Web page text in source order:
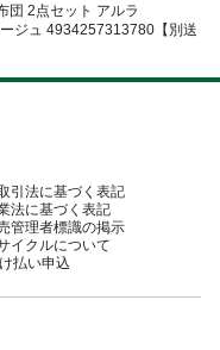
団 2点セット アルラ
ジュ 4934257313780【別送
引法に基づく表記
法に基づく表記
管理者標識の掲示
イクルについて
払い申込